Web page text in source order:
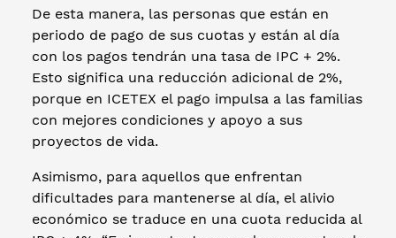
De esta manera, las personas que están en
periodo de pago de sus cuotas y están al día
con los pagos tendrán una tasa de IPC + 2%.
Esto significa una reducción adicional de 2%,
porque en ICETEX el pago impulsa a las familias
con mejores condiciones y apoyo a sus
proyectos de vida.
Asimismo, para aquellos que enfrentan
dificultades para mantenerse al día, el alivio
económico se traduce en una cuota reducida al